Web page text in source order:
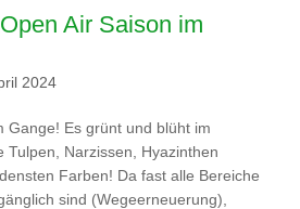
Air Saison im
2024
Gange! Es grünt und blüht im
Tulpen, Narzissen, Hyazinthen
Farben! Da fast alle Bereiche
sind (Wegeerneuerung),